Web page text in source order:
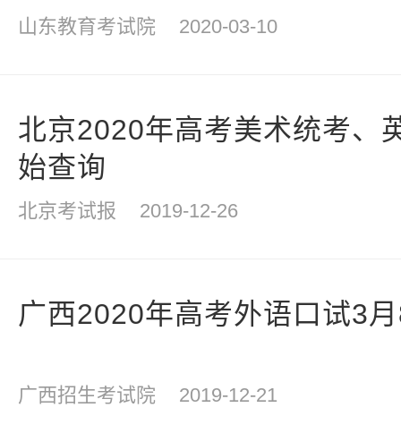
山东教育考试院 2020-03-10
北京2020年高考美术统考、
始查询
北京考试报 2019-12-26
广西2020年高考外语口试3
广西招生考试院 2019-12-21